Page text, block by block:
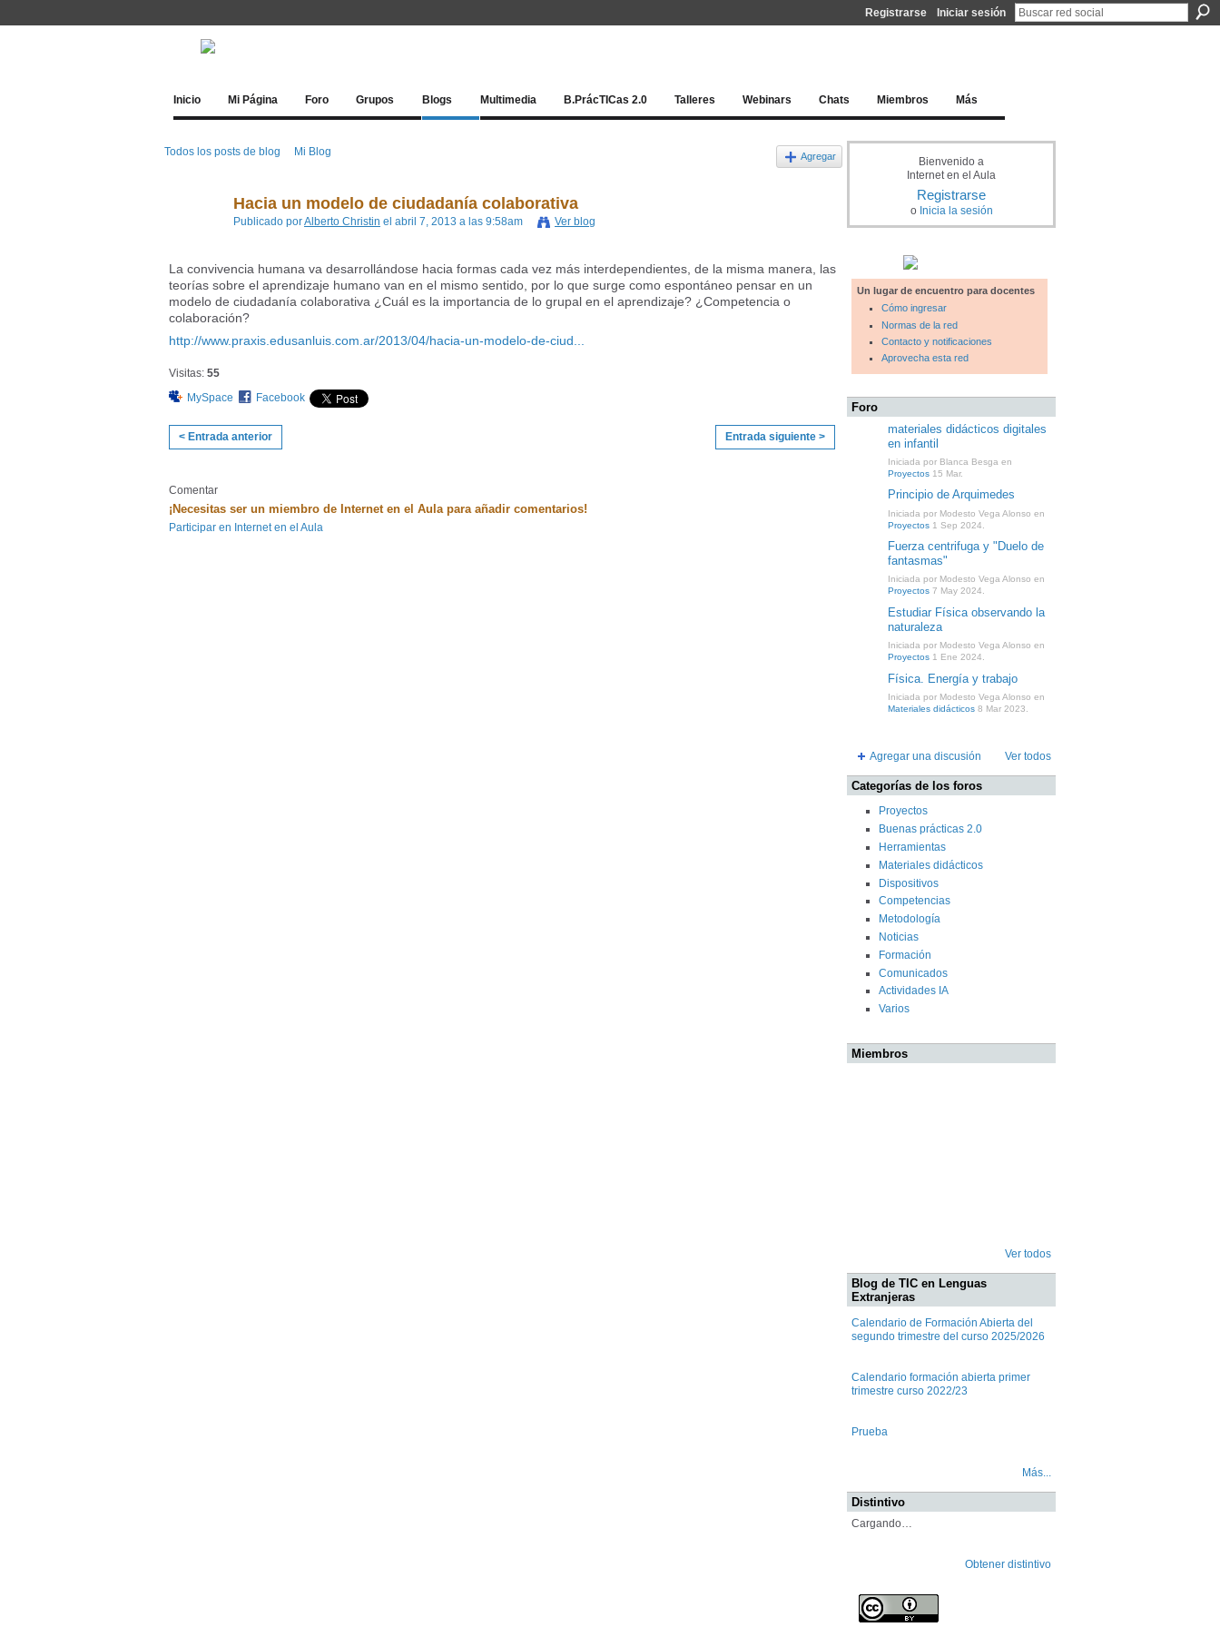
Registrarse Iniciar sesión
Inicio Mi Página Foro Grupos Blogs Multimedia B.PrácTICas 2.0 Talleres Webinars Chats Miembros Más
Todos los posts de blog Mi Blog Agregar
Hacia un modelo de ciudadanía colaborativa
Publicado porAlberto Christin el abril 7, 2013 a las 9:58am Ver blog
La convivencia humana va desarrollándose hacia formas cada vez más interdependientes, de la misma manera, las
teorías sobre el aprendizaje humano van en el mismo sentido, por lo que surge como espontáneo pensar en un
modelo de ciudadanía colaborativa ¿Cuál es la importancia de lo grupal en el aprendizaje? ¿Competencia o
colaboración?
http://www.praxis.edusanluis.com.ar/2013/04/hacia-un-modelo-de-ciud...
Visitas: 55
MySpace
Facebook
< Entrada anterior Entrada siguiente >
Comentar
¡Necesitas ser un miembro de Internet en el Aula para añadir comentarios!
Participar en Internet en el Aula
Bienvenido a
Internet en el Aula
Registrarse
o Inicia la sesión
Un lugar de encuentro para docentes
Cómo ingresar
Normas de la red
Contacto y notificaciones
Aprovecha esta red
Foro
materiales didácticos digitales
en infantil
Iniciada por Blanca Besga en
Proyectos 15 Mar.
Principio de Arquimedes
Iniciada por Modesto Vega Alonso en
Proyectos 1 Sep 2024.
Fuerza centrifuga y "Duelo de
fantasmas"
Iniciada por Modesto Vega Alonso en
Proyectos 7 May 2024.
Estudiar Física observando la
naturaleza
Iniciada por Modesto Vega Alonso en
Proyectos 1 Ene 2024.
Física. Energía y trabajo
Iniciada por Modesto Vega Alonso en
Materiales didácticos 8 Mar 2023.
Agregar una discusión Ver todos
Categorías de los foros
Proyectos
Buenas prácticas 2.0
Herramientas
Materiales didácticos
Dispositivos
Competencias
Metodología
Noticias
Formación
Comunicados
Actividades IA
Varios
Miembros
Ver todos
Blog de TIC en Lenguas
Extranjeras
Calendario de Formación Abierta del
segundo trimestre del curso 2025/2026
Calendario formación abierta primer
trimestre curso 2022/23
Prueba
Más...
Distintivo
Cargando…
Obtener distintivo